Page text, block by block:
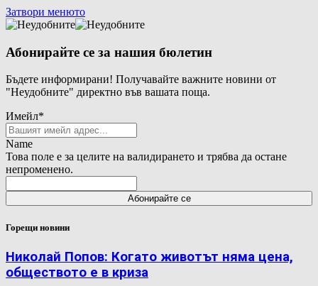
Затвори менюто
Абонирайте се за нашия бюлетин
Бъдете информирани! Получавайте важните новини от
"Неудобните" директно във вашата поща.
Имейл*
Name
Това поле е за целите на валидирането и трябва да остане
непроменено.
Горещи новини
Николай Попов: Когато животът няма цена,
обществото е в криза